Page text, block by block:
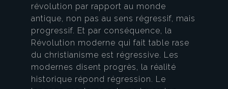
révolution par rapport au monde
antique, non pas au sens régressif, mais
progressif. Et par conséquence, la
Révolution moderne qui fait table rase
du christianisme est régressive. Les
modernes disent progrès, la réalité
historique répond régression. Le